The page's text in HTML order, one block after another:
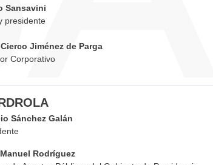
Sansavini
presidente
Jiménez de Parga
Corporativo
Sánchez Galán
Rodríguez